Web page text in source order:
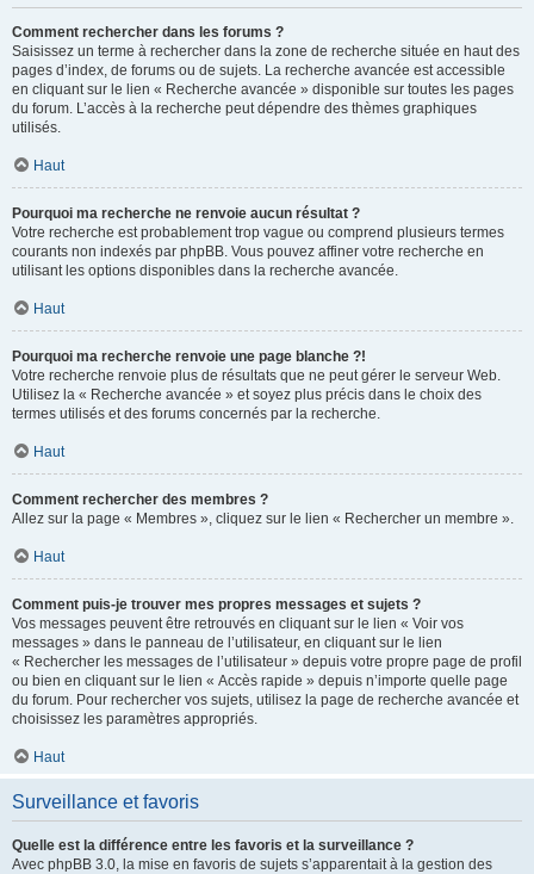
Comment rechercher dans les forums ?
Saisissez un terme à rechercher dans la zone de recherche située en haut des
pages d’index, de forums ou de sujets. La recherche avancée est accessible
en cliquant sur le lien « Recherche avancée » disponible sur toutes les pages
du forum. L’accès à la recherche peut dépendre des thèmes graphiques
utilisés.
Haut
Pourquoi ma recherche ne renvoie aucun résultat ?
Votre recherche est probablement trop vague ou comprend plusieurs termes
courants non indexés par phpBB. Vous pouvez affiner votre recherche en
utilisant les options disponibles dans la recherche avancée.
Haut
Pourquoi ma recherche renvoie une page blanche ?!
Votre recherche renvoie plus de résultats que ne peut gérer le serveur Web.
Utilisez la « Recherche avancée » et soyez plus précis dans le choix des
termes utilisés et des forums concernés par la recherche.
Haut
Comment rechercher des membres ?
Allez sur la page « Membres », cliquez sur le lien « Rechercher un membre ».
Haut
Comment puis-je trouver mes propres messages et sujets ?
Vos messages peuvent être retrouvés en cliquant sur le lien « Voir vos
messages » dans le panneau de l’utilisateur, en cliquant sur le lien
« Rechercher les messages de l’utilisateur » depuis votre propre page de profil
ou bien en cliquant sur le lien « Accès rapide » depuis n’importe quelle page
du forum. Pour rechercher vos sujets, utilisez la page de recherche avancée et
choisissez les paramètres appropriés.
Haut
Surveillance et favoris
Quelle est la différence entre les favoris et la surveillance ?
Avec phpBB 3.0, la mise en favoris de sujets s’apparentait à la gestion des